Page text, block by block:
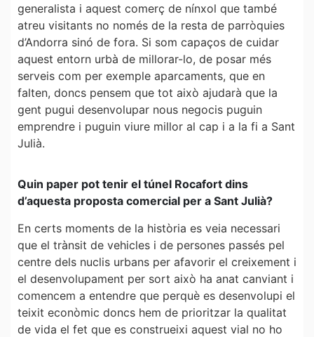
generalista i aquest comerç de nínxol que també
atreu visitants no només de la resta de parròquies
d’Andorra sinó de fora. Si som capaços de cuidar
aquest entorn urbà de millorar-lo, de posar més
serveis com per exemple aparcaments, que en
falten, doncs pensem que tot això ajudarà que la
gent pugui desenvolupar nous negocis puguin
emprendre i puguin viure millor al cap i a la fi a Sant
Julià.
Quin paper pot tenir el túnel Rocafort dins
d’aquesta proposta comercial per a Sant Julià?
En certs moments de la història es veia necessari
que el trànsit de vehicles i de persones passés pel
centre dels nuclis urbans per afavorir el creixement i
el desenvolupament per sort això ha anat canviant i
comencem a entendre que perquè es desenvolupi el
teixit econòmic doncs hem de prioritzar la qualitat
de vida el fet que es construeixi aquest vial no ho